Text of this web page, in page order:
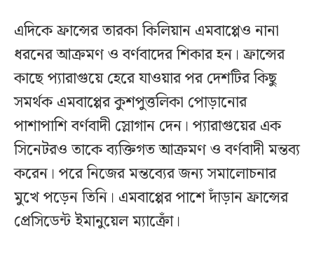
এদিকে ফ্রান্সের তারকা কিলিয়ান এমবাপ্পেও নানা
ধরনের আক্রমণ ও বর্ণবাদের শিকার হন। ফ্রান্সের
কাছে প্যারাগুয়ে হেরে যাওয়ার পর দেশটির কিছু
সমর্থক এমবাপ্পের কুশপুত্তলিকা পোড়ানোর
পাশাপাশি বর্ণবাদী স্লোগান দেন। প্যারাগুয়ের এক
সিনেটরও তাকে ব্যক্তিগত আক্রমণ ও বর্ণবাদী মন্তব্য
করেন। পরে নিজের মন্তব্যের জন্য সমালোচনার
মুখে পড়েন তিনি। এমবাপ্পের পাশে দাঁড়ান ফ্রান্সের
প্রেসিডেন্ট ইমানুয়েল ম্যাক্রোঁ।